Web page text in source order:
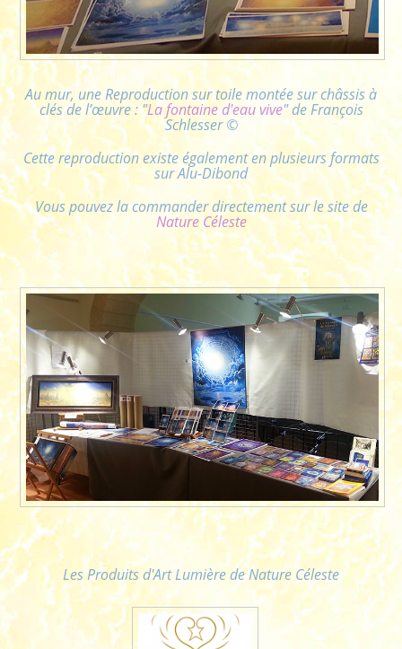
Au mur, une Reproduction sur toile montée sur châssis à
clés de l’œuvre :"La fontaine d'eau vive" de François
Schlesser ©
Cette reproduction existe également en plusieurs formats
sur Alu-Dibond
Vous pouvez la commander directement sur le site de
Nature Céleste
Les Produits d'Art Lumière de Nature Céleste